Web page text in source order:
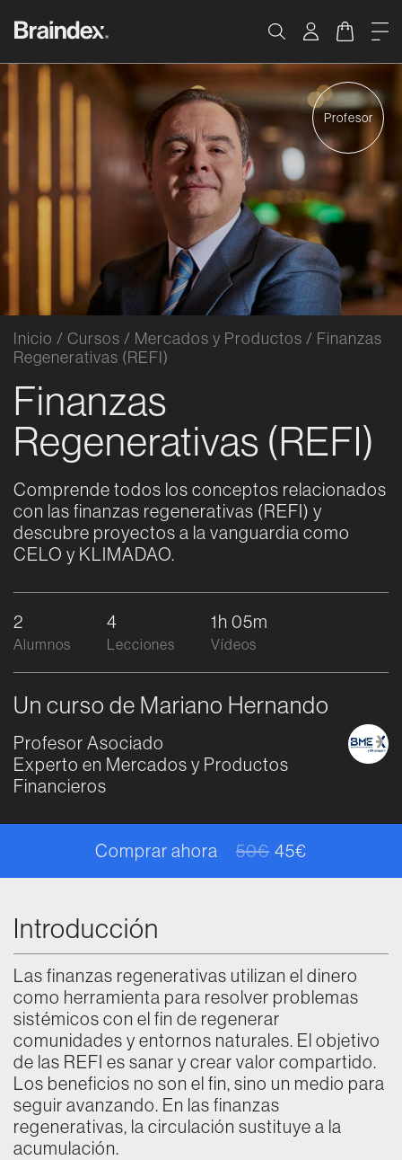
Buscar Carrito
Profesor
Inicio / Cursos / Mercados y Productos / Finanzas
Regenerativas (REFI)
Finanzas
Regenerativas (REFI)
Comprende todos los conceptos relacionados
con las finanzas regenerativas (REFI) y
descubre proyectos a la vanguardia como
CELO y KLIMADAO.
2
Alumnos
4
Lecciones
1h 05m
Vídeos
Un curso de Mariano Hernando
Profesor Asociado
Experto en Mercados y Productos
Financieros
Comprar ahora 50€ El precio
45€
El precio actual
Introducción
Las finanzas regenerativas utilizan el dinero
como herramienta para resolver problemas
sistémicos con el fin de regenerar
comunidades y entornos naturales. El objetivo
de las REFI es sanar y crear valor compartido.
Los beneficios no son el fin, sino un medio para
seguir avanzando. En las finanzas
regenerativas, la circulación sustituye a la
acumulación.